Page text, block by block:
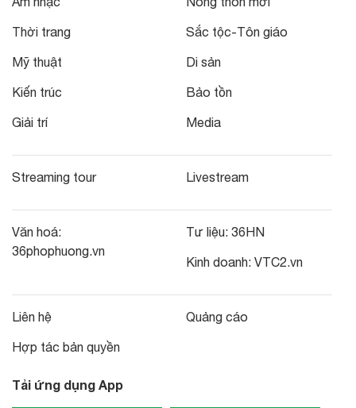
Thời trang
Mỹ thuật
Kiến trúc
Giải trí
Sắc tộc-Tôn giáo
Di sản
Bảo tồn
Media
Streaming tour Livestream
Văn hoá:
36phophuong.vn
Tư liệu: 36HN
Kinh doanh: VTC2.vn
Liên hệ
Hợp tác bản quyền
Quảng cáo
Tải ứng dụng App